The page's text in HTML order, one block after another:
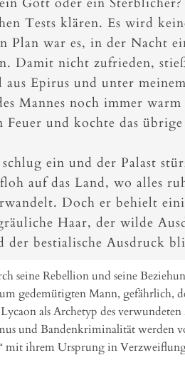
Tests klären. Es wird
Plan war es, in der Nacht
Damit nicht zufrieden,
aus Epirus und unter
Mannes noch immer
Feuer und kochte das
ein und der Palast
auf das Land, wo alles
Doch er behielt
Haar, der wilde
der bestialische Ausdruck
seine Rebellion und seine
gedemütigten Mann, gefährlich,
als Archetyp des
und Bandenkriminalität werden
mit ihrem Ursprung in